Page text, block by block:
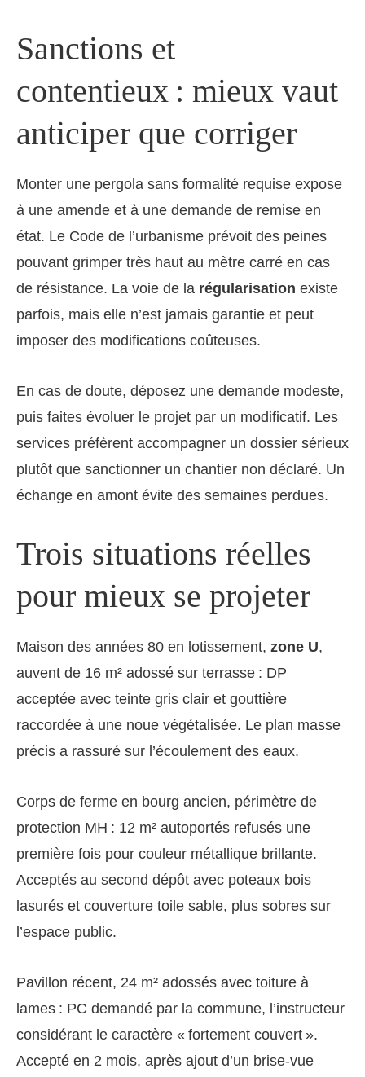
Sanctions et
contentieux : mieux vaut
anticiper que corriger
Monter une pergola sans formalité requise expose
à une amende et à une demande de remise en
état. Le Code de l’urbanisme prévoit des peines
pouvant grimper très haut au mètre carré en cas
de résistance. La voie de la régularisation existe
parfois, mais elle n’est jamais garantie et peut
imposer des modifications coûteuses.
En cas de doute, déposez une demande modeste,
puis faites évoluer le projet par un modificatif. Les
services préfèrent accompagner un dossier sérieux
plutôt que sanctionner un chantier non déclaré. Un
échange en amont évite des semaines perdues.
Trois situations réelles
pour mieux se projeter
Maison des années 80 en lotissement, zone U,
auvent de 16 m² adossé sur terrasse : DP
acceptée avec teinte gris clair et gouttière
raccordée à une noue végétalisée. Le plan masse
précis a rassuré sur l’écoulement des eaux.
Corps de ferme en bourg ancien, périmètre de
protection MH : 12 m² autoportés refusés une
première fois pour couleur métallique brillante.
Acceptés au second dépôt avec poteaux bois
lasurés et couverture toile sable, plus sobres sur
l’espace public.
Pavillon récent, 24 m² adossés avec toiture à
lames : PC demandé par la commune, l’instructeur
considérant le caractère « fortement couvert ».
Accepté en 2 mois, après ajout d’un brise-vue